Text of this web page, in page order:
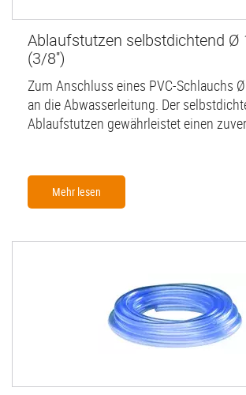
Ablaufstutzen selbstdichtend Ø
(3/8'')
Zum Anschluss eines PVC-Schlauchs
an die Abwasserleitung. Der
Ablaufstutzen gewährleistet einen
Mehr lesen